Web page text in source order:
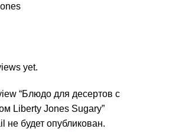
yet.
“Блюдо для десертов с
Liberty Jones Sugary”
не будет опубликован.